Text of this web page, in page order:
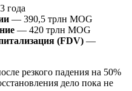
года
— 390,5 трлн MOG
— 420 трлн MOG
(FDV) —
резкого падения на 50%
дело пока не